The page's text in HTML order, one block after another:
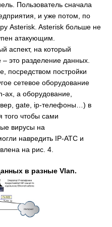
Пользователь сначала
и уже потом, по
Asterisk. Asterisk больше не
атакующим.
аспект, на который
это разделение данных.
посредством постройки
сетевое оборудование
ах, а оборудование,
gate, ip-телефоны…) в
того чтобы сами
вирусы на
навредить IP-ATC и
на рис. 4.
в разные Vlan.